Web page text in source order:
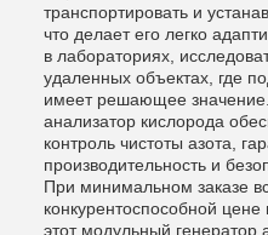
транспортировать и
что делает его легко
в лабораториях,
удаленных объектах, где
имеет решающее
анализатор кислорода
контроль чистоты азота,
производительность и
При минимальном заказе
конкурентоспособной
этот модульный генератор